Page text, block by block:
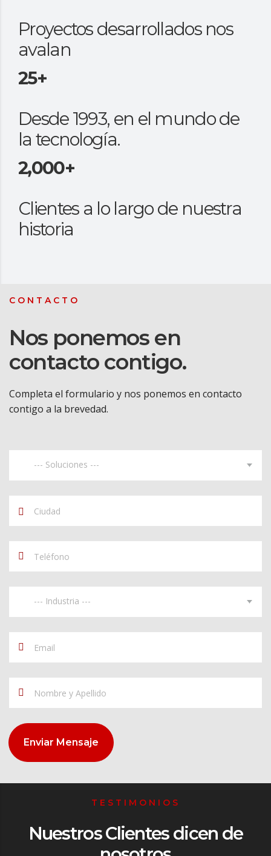
Proyectos desarrollados nos
avalan
25+
Desde 1993, en el mundo de
la tecnología.
2,000+
Clientes a lo largo de nuestra
historia
CONTACTO
Nos ponemos en
contacto contigo.
Completa el formulario y nos ponemos en contacto
contigo a la brevedad.
--- Soluciones ---
--- Industria ---
Enviar Mensaje
TESTIMONIOS
Nuestros Clientes dicen de